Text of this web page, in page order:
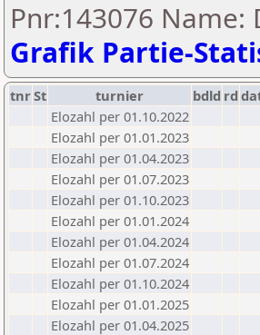
Pnr:143076 Name:
Grafik Partie-
tnrSt turnier bdld rd
Elozahl per 01.10.2022
Elozahl per 01.01.2023
Elozahl per 01.04.2023
Elozahl per 01.07.2023
Elozahl per 01.10.2023
Elozahl per 01.01.2024
Elozahl per 01.04.2024
Elozahl per 01.07.2024
Elozahl per 01.10.2024
Elozahl per 01.01.2025
Elozahl per 01.04.2025